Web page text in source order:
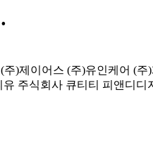
(주)제이어스 (주)유인케어 (주
유 주식회사 큐티티 피앤디디